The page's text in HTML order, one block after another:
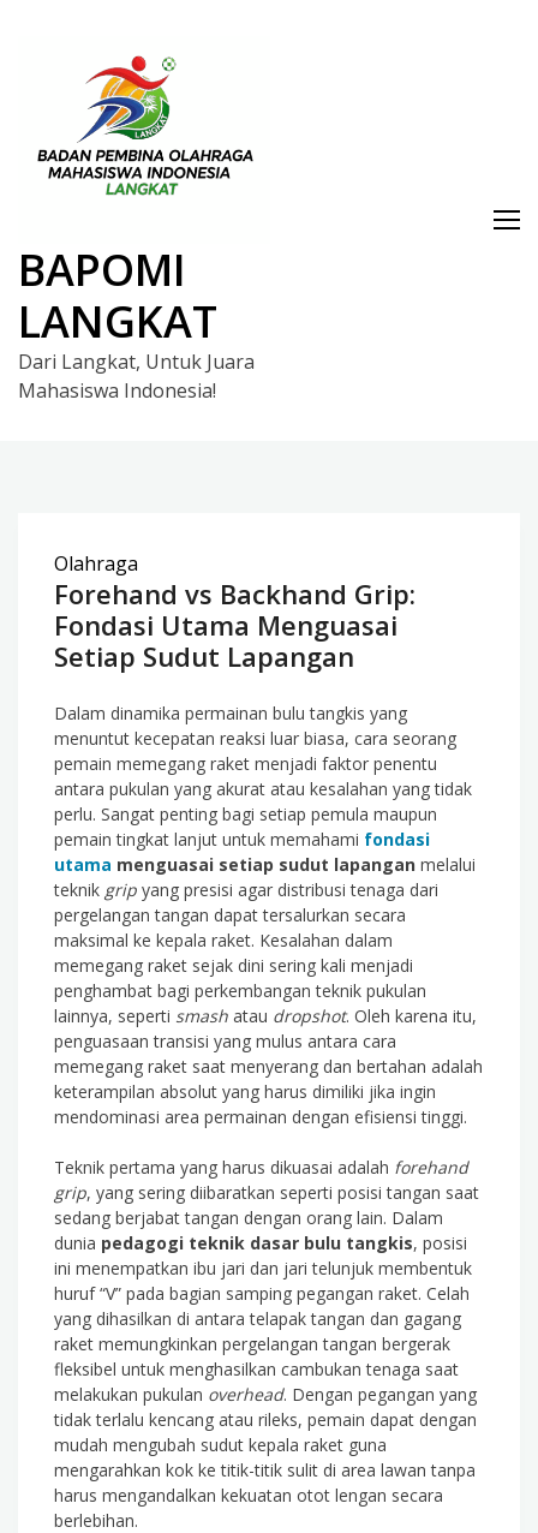
BAPOMI
LANGKAT
Dari Langkat, Untuk Juara
Mahasiswa Indonesia!
Olahraga
Forehand vs Backhand Grip:
Fondasi Utama Menguasai
Setiap Sudut Lapangan
Dalam dinamika permainan bulu tangkis yang
menuntut kecepatan reaksi luar biasa, cara seorang
pemain memegang raket menjadi faktor penentu
antara pukulan yang akurat atau kesalahan yang tidak
perlu. Sangat penting bagi setiap pemula maupun
pemain tingkat lanjut untuk memahami fondasi
utama menguasai setiap sudut lapangan melalui
teknik grip yang presisi agar distribusi tenaga dari
pergelangan tangan dapat tersalurkan secara
maksimal ke kepala raket. Kesalahan dalam
memegang raket sejak dini sering kali menjadi
penghambat bagi perkembangan teknik pukulan
lainnya, seperti smash atau dropshot. Oleh karena itu,
penguasaan transisi yang mulus antara cara
memegang raket saat menyerang dan bertahan adalah
keterampilan absolut yang harus dimiliki jika ingin
mendominasi area permainan dengan efisiensi tinggi.
Teknik pertama yang harus dikuasai adalah forehand
grip, yang sering diibaratkan seperti posisi tangan saat
sedang berjabat tangan dengan orang lain. Dalam
dunia pedagogi teknik dasar bulu tangkis, posisi
ini menempatkan ibu jari dan jari telunjuk membentuk
huruf “V” pada bagian samping pegangan raket. Celah
yang dihasilkan di antara telapak tangan dan gagang
raket memungkinkan pergelangan tangan bergerak
fleksibel untuk menghasilkan cambukan tenaga saat
melakukan pukulan overhead. Dengan pegangan yang
tidak terlalu kencang atau rileks, pemain dapat dengan
mudah mengubah sudut kepala raket guna
mengarahkan kok ke titik-titik sulit di area lawan tanpa
harus mengandalkan kekuatan otot lengan secara
berlebihan.